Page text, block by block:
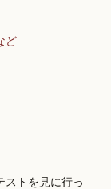
ど
ストを見に行っ